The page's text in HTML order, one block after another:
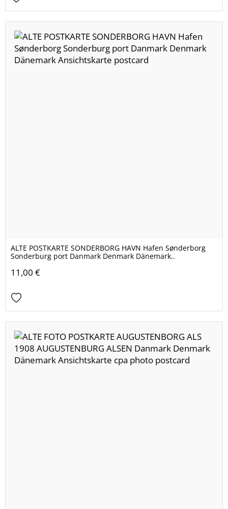
ALTE POSTKARTE SONDERBORG HAVN Hafen Sønderborg
Sonderburg port Danmark Denmark Dänemark..
11,00 €